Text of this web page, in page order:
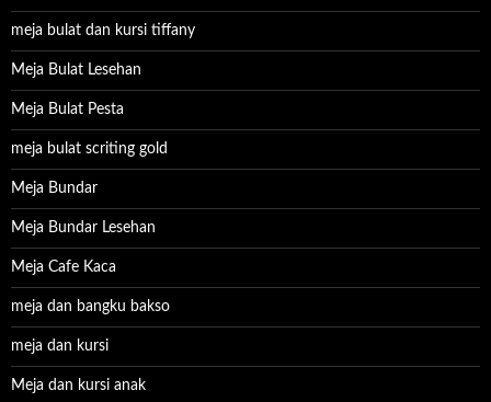
meja bulat dan kursi tiffany
Meja Bulat Lesehan
Meja Bulat Pesta
meja bulat scriting gold
Meja Bundar
Meja Bundar Lesehan
Meja Cafe Kaca
meja dan bangku bakso
meja dan kursi
Meja dan kursi anak